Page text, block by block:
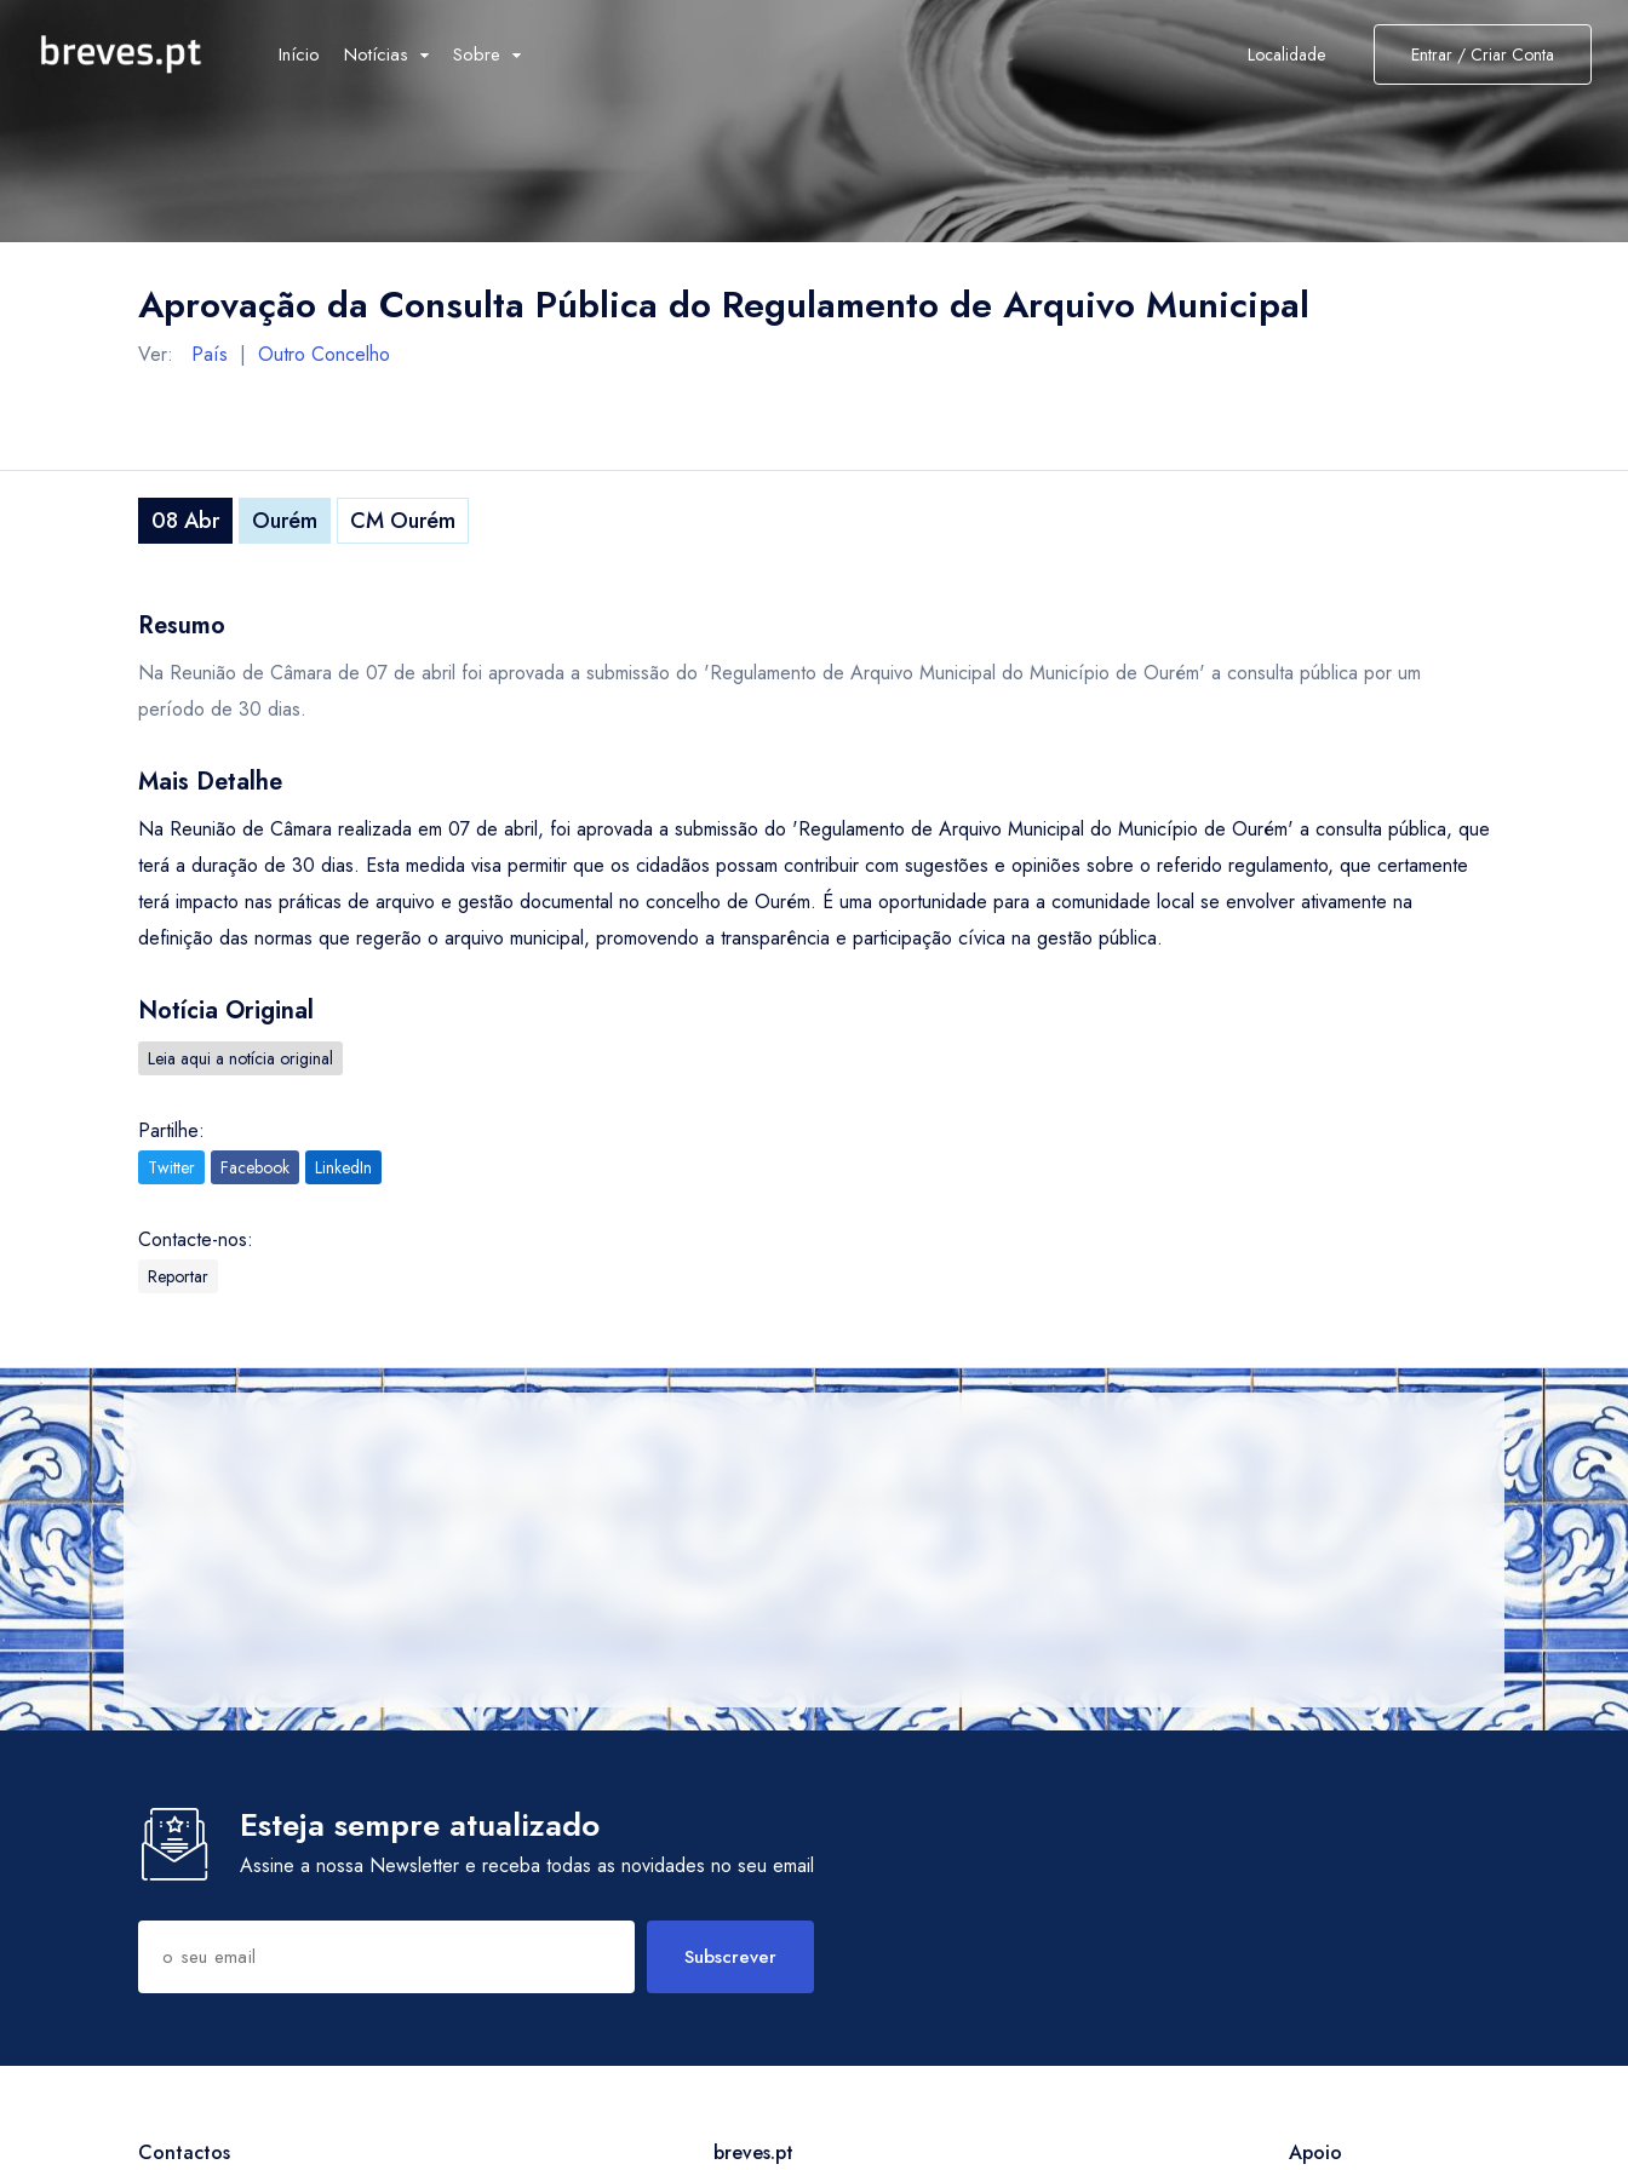
Início Notícias Sobre Localidade Entrar / Criar Conta
Aprovação da Consulta Pública do Regulamento de Arquivo Municipal
Ver: País | Outro Concelho
08 Abr Ourém CM Ourém
Resumo
Na Reunião de Câmara de 07 de abril foi aprovada a submissão do 'Regulamento de Arquivo Municipal do Município de Ourém' a consulta pública por um
período de 30 dias.
Mais Detalhe
Na Reunião de Câmara realizada em 07 de abril, foi aprovada a submissão do 'Regulamento de Arquivo Municipal do Município de Ourém' a consulta pública, que
terá a duração de 30 dias. Esta medida visa permitir que os cidadãos possam contribuir com sugestões e opiniões sobre o referido regulamento, que certamente
terá impacto nas práticas de arquivo e gestão documental no concelho de Ourém. É uma oportunidade para a comunidade local se envolver ativamente na
definição das normas que regerão o arquivo municipal, promovendo a transparência e participação cívica na gestão pública.
Notícia Original
Leia aqui a notícia original
Partilhe:
Twitter Facebook LinkedIn
Contacte-nos:
Reportar
Esteja sempre atualizado
Assine a nossa Newsletter e receba todas as novidades no seu email
Subscrever
Contactos breves.pt Apoio